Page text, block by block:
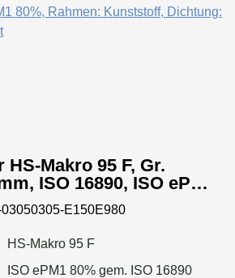
Makro 95 F, Gr.
ISO 16890, ISO ePM1
Kunststoff, Dichtung:
E150E980
HS-Makro 95 F
ISO ePM1 80% gem. ISO 16890